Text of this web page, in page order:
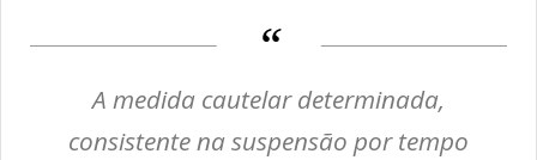
A medida cautelar determinada,
consistente na suspensão por tempo